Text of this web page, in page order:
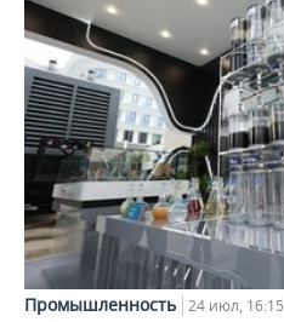
Промышленность 24 июл, 16:15